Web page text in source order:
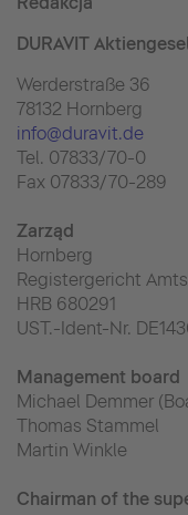
DURAVIT
Werderstraße 36
78132 Hornberg
info@duravit.de
Tel. 07833/70-0
Fax 07833/70-289
Zarząd
Hornberg
Registergericht
HRB 680291
UST.-Ident-Nr.
Management board
Michael Demmer
Thomas Stammel
Martin Winkle
Chairman of the